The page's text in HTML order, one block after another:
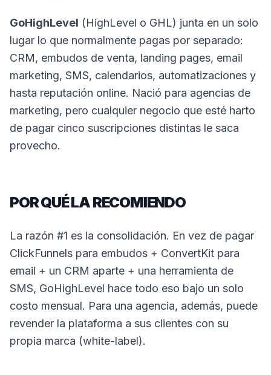
GoHighLevel (HighLevel o GHL) junta en un solo
lugar lo que normalmente pagas por separado:
CRM, embudos de venta, landing pages, email
marketing, SMS, calendarios, automatizaciones y
hasta reputación online. Nació para agencias de
marketing, pero cualquier negocio que esté harto
de pagar cinco suscripciones distintas le saca
provecho.
POR QUÉ LA RECOMIENDO
La razón #1 es la consolidación. En vez de pagar
ClickFunnels para embudos + ConvertKit para
email + un CRM aparte + una herramienta de
SMS, GoHighLevel hace todo eso bajo un solo
costo mensual. Para una agencia, además, puede
revender la plataforma a sus clientes con su
propia marca (white-label).